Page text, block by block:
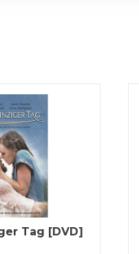
Tag [DVD]